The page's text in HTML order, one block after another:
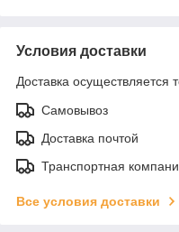
Условия доставки
Доставка осуществляется
Самовывоз
Доставка почтой
Транспортная
Все условия доставки